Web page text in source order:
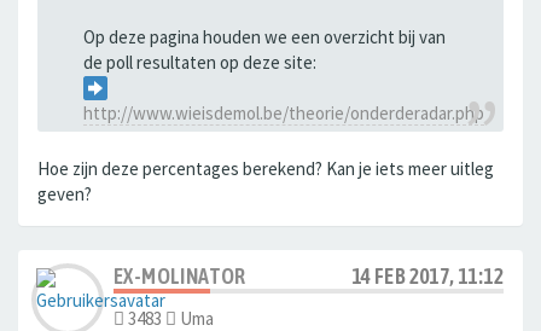
Op deze pagina houden we een overzicht bij van
de poll resultaten op deze site:
http://www.wieisdemol.be/theorie/onderderadar.php
Hoe zijn deze percentages berekend? Kan je iets meer uitleg
geven?
EX-MOLINATOR 14 FEB 2017, 11:12
3483 Uma